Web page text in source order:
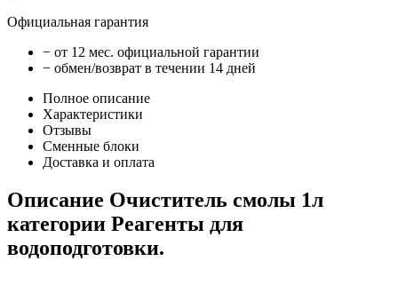
Официальная гарантия
− от 12 мес. официальной гарантии
− обмен/возврат в течении 14 дней
Полное описание
Характеристики
Отзывы
Сменные блоки
Доставка и оплата
Описание Очиститель смолы 1л
категории Реагенты для
водоподготовки.